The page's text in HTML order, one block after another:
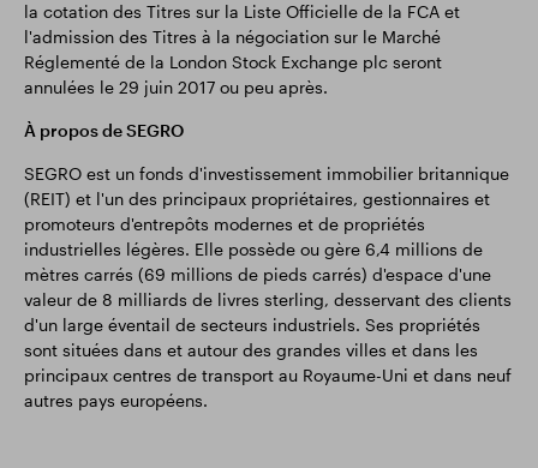
la cotation des Titres sur la Liste Officielle de la FCA et
l'admission des Titres à la négociation sur le Marché
Réglementé de la London Stock Exchange plc seront
annulées le 29 juin 2017 ou peu après.
À propos de SEGRO
SEGRO est un fonds d'investissement immobilier britannique
(REIT) et l'un des principaux propriétaires, gestionnaires et
promoteurs d'entrepôts modernes et de propriétés
industrielles légères. Elle possède ou gère 6,4 millions de
mètres carrés (69 millions de pieds carrés) d'espace d'une
valeur de 8 milliards de livres sterling, desservant des clients
d'un large éventail de secteurs industriels. Ses propriétés
sont situées dans et autour des grandes villes et dans les
principaux centres de transport au Royaume-Uni et dans neuf
autres pays européens.